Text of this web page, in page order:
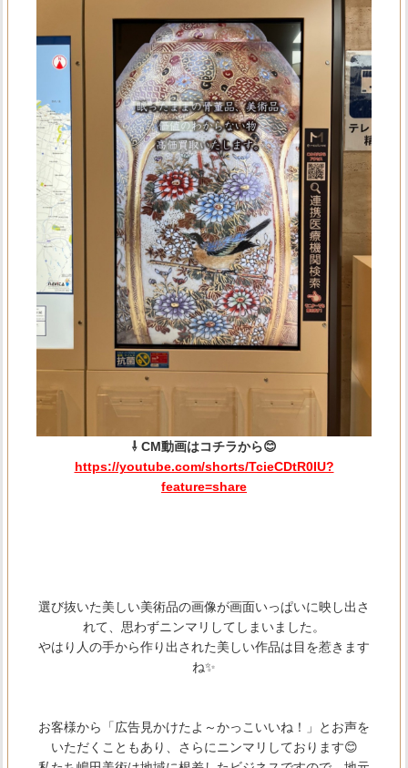
⇩ CM動画はコチラから😊
https://youtube.com/shorts/TcieCDtR0IU?
feature=share
選び抜いた美しい美術品の画像が画面いっぱいに映し出さ
れて、思わずニンマリしてしまいました。
やはり人の手から作り出された美しい作品は目を惹きます
ね✨
お客様から「広告見かけたよ～かっこいいね！」とお声を
いただくこともあり、さらにニンマリしております😊